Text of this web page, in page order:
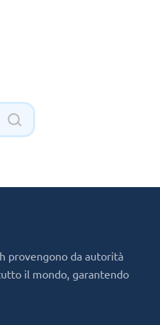
provengono da autorità
il mondo, garantendo